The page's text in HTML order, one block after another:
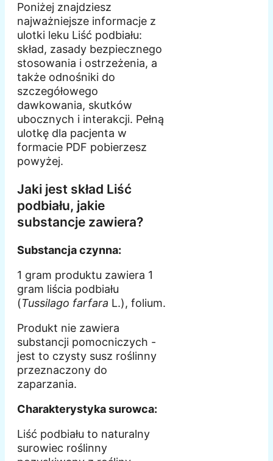
Poniżej znajdziesz
najważniejsze informacje z
ulotki leku Liść podbiału:
skład, zasady bezpiecznego
stosowania i ostrzeżenia, a
także odnośniki do
szczegółowego
dawkowania, skutków
ubocznych i interakcji. Pełną
ulotkę dla pacjenta w
formacie PDF pobierzesz
powyżej.
Jaki jest skład Liść
podbiału, jakie
substancje zawiera?
Substancja czynna:
1 gram produktu zawiera 1
gram liścia podbiału
(Tussilago farfara L.), folium.
Produkt nie zawiera
substancji pomocniczych -
jest to czysty susz roślinny
przeznaczony do
zaparzania.
Charakterystyka surowca:
Liść podbiału to naturalny
surowiec roślinny